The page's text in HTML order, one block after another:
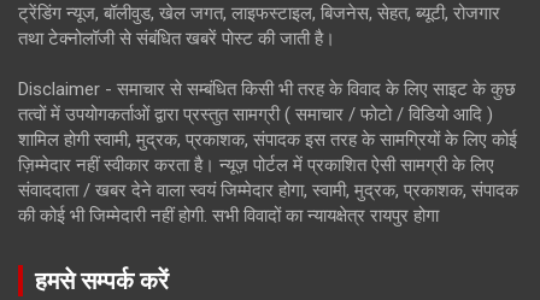
ट्रेंडिंग न्यूज, बॉलीवुड, खेल जगत, लाइफस्टाइल, बिजनेस, सेहत, ब्यूटी, रोजगार
तथा टेक्नोलॉजी से संबंधित खबरें पोस्ट की जाती है।
Disclaimer - समाचार से सम्बंधित किसी भी तरह के विवाद के लिए साइट के कुछ
तत्वों में उपयोगकर्ताओं द्वारा प्रस्तुत सामग्री ( समाचार / फोटो / विडियो आदि )
शामिल होगी स्वामी, मुद्रक, प्रकाशक, संपादक इस तरह के सामग्रियों के लिए कोई
ज़िम्मेदार नहीं स्वीकार करता है। न्यूज़ पोर्टल में प्रकाशित ऐसी सामग्री के लिए
संवाददाता / खबर देने वाला स्वयं जिम्मेदार होगा, स्वामी, मुद्रक, प्रकाशक, संपादक
की कोई भी जिम्मेदारी नहीं होगी. सभी विवादों का न्यायक्षेत्र रायपुर होगा
हमसे सम्पर्क करें